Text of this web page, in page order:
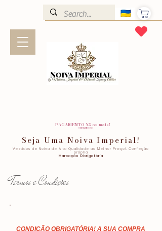
PAGAMENTO X3 ou mais!
SEM JUROS!
Seja Uma Noiva Imperial!
Vestidos de Noiva de Alta Qualidade ao Melhor Preço!. Confeção
própria
Marcação Obrigatória
Termos e Condições
CONDIÇÃO OBRIGATÓRIA! A SUA COMPRA